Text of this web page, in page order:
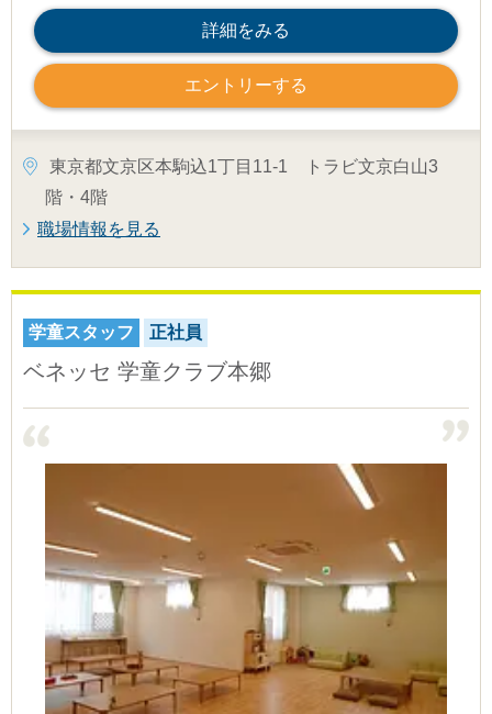
詳細をみる
エントリーする
東京都文京区本駒込1丁目11-1 トラビ文京白山3
階・4階
職場情報を見る
学童スタッフ 正社員
ベネッセ 学童クラブ本郷